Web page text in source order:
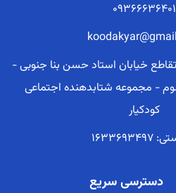
09366636401
خیابان استاد حسن بنا جنوبی -
6 طبقه سوم - مجموعه شتابدهنده اجتماعی
کودکیار
دسترسی سریع